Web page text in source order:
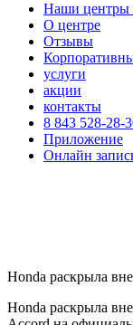
Наши центры
О центре
Отзывы
услуги
акции
контакты
8 843 528-28-
Приложение
Онлайн
Honda раскрыла
Honda раскрыла